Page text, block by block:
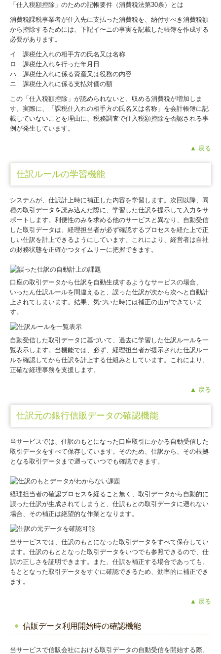
「仕入税額控除」のための記帳要件（消費税法第30条）とは
消費税課税事業者が仕入先に支払った消費税を、納付すべき消費税額
から控除するためには、下記イ〜ニの事実を記載した帳簿を作成する
必要があります。
イ 課税仕入れの相手方の氏名又は名称
ロ 課税仕入れを行った年月日
ハ 課税仕入れに係る資産又は役務の内容
ニ 課税仕入れに係る支払対価の額
この「仕入税額控除」が認められないと、収める消費税が増加しま
す。実際に、「課税仕入れの相手方の氏名又は名称」を会計帳簿に記
載していないことを理由に、税務調査で仕入税額控除を否認される事
例が発生しています。
▲ 戻る
仕訳ルールの学習機能
システムが、仕訳計上時に補正した内容を学習します。次回以降、同
種の取引データを読み込んだ際に、学習した仕訳を提示して入力をサ
ポートします。利便性のみを求める他のサービスと異なり、自動受信
した取引データは、経理担当者が必ず確認するプロセスを経た上で正
しい仕訳を計上できるようにしています。これにより、経営者は自社
の財務状態を正確かつタイムリーに把握できます。
口座の取引データから仕訳を自動生成するようなサービスの場合、
いったん仕訳ルールを間違えると、誤った仕訳が次から次へと自動計
上されてしまいます。結果、気づいた時には補正の山ができていま
す。
自動受信した取引データに基づいて、過去に学習した仕訳ルールを一
覧表示します。当機能では、必ず、経理担当者が提示された仕訳ルー
ルを確認してから仕訳を計上する仕組みとしています。これにより、
正確な経理事務を支援します。
▲ 戻る
仕訳元の銀行信販データの確認機能
当サービスでは、仕訳のもとになった口座取引にかかる自動受信した
取引データをすべて保存しています。そのため、仕訳から、その根拠
となる取引データまで遡っていつでも確認できます。
経理担当者の確認プロセスを経ること無く、取引データから自動的に
誤った仕訳が生成されてしまうと、仕訳もとの取引データに遡れない
場合、その補正は絶望的な作業となります。
当サービスでは、仕訳のもとになった取引データをすべて保存してい
ます。仕訳のもととなった取引データをいつでも参照できるので、仕
訳の正しさを証明できます。また、仕訳を補正する場合であっても、
もととなった取引データをすぐに確認できるため、効率的に補正でき
ます。
▲ 戻る
信販データ利用開始時の確認機能
当サービスで信販会社における取引データの自動受信を開始する際、